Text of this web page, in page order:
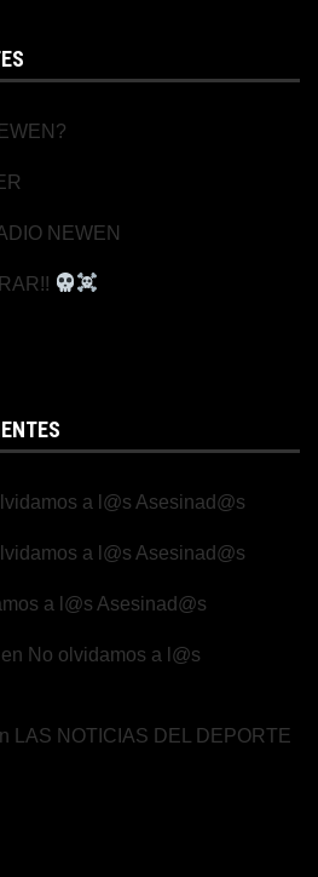
NEWEN
a l@s Asesinad@s
a l@s Asesinad@s
a l@s Asesinad@s
en No olvidamos a l@s
LAS NOTICIAS DEL DEPORTE